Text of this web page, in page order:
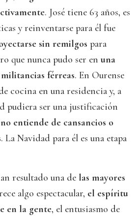
. José tiene 63 años, es
y reinventarse para él fue
sin remilgos para
que nunca pudo ser en una
férreas. En Ourense
cocina en una residencia y, a
pudiera ser una justificación
no entiende de cansancios o
. La Navidad para él es una etapa
resultado una de las mayores
algo espectacular, el espíritu
en la gente, el entusiasmo de